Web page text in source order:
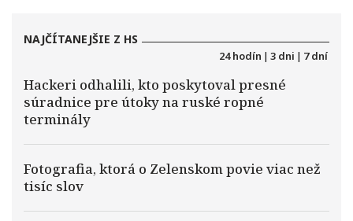
NAJČÍTANEJŠIE Z HS
24 hodín | 3 dni | 7 dní
Hackeri odhalili, kto poskytoval presné
súradnice pre útoky na ruské ropné
terminály
Fotografia, ktorá o Zelenskom povie viac než
tisíc slov